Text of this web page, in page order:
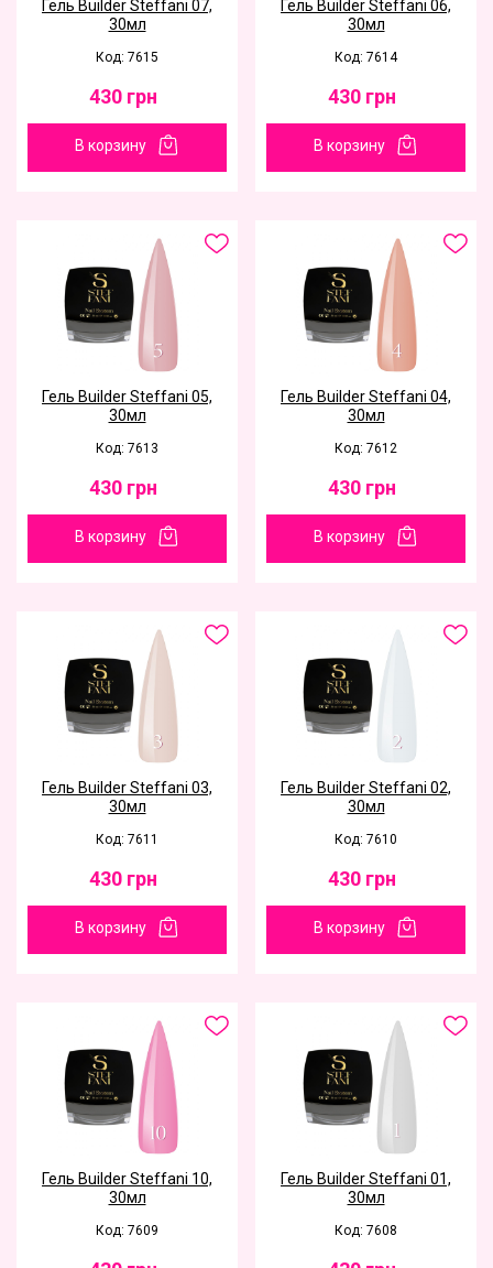
Гель Builder Steffani 07,
30мл
Код: 7615
430 грн
В корзину
Гель Builder Steffani 06,
30мл
Код: 7614
430 грн
В корзину
Гель Builder Steffani 05,
30мл
Код: 7613
430 грн
В корзину
Гель Builder Steffani 04,
30мл
Код: 7612
430 грн
В корзину
Гель Builder Steffani 03,
30мл
Код: 7611
430 грн
В корзину
Гель Builder Steffani 02,
30мл
Код: 7610
430 грн
В корзину
Гель Builder Steffani 10,
30мл
Код: 7609
Гель Builder Steffani 01,
30мл
Код: 7608